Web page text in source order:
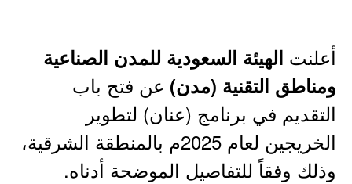
أعلنت الهيئة السعودية للمدن الصناعية
ومناطق التقنية (مدن) عن فتح باب
التقديم في برنامج (عنان) لتطوير
الخريجين لعام 2025م بالمنطقة الشرقية،
وذلك وفقاً للتفاصيل الموضحة أدناه.